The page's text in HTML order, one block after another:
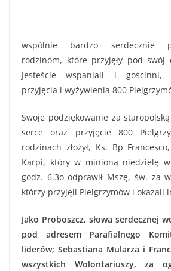
wspólnie bardzo serdecznie
rodzinom, które przyjęły pod swój
Jesteście wspaniali i gościnni,
przyjęcia i wyżywienia 800
Swoje podziękowanie za
serce oraz przyjęcie 800
rodzinach złożył, Ks. Bp
Karpi, który w minioną niedzielę
godz. 6.3o odprawił Mszę, św. za
którzy przyjęli Pielgrzymów i okazali
Jako Proboszcz, słowa serdecznej
pod adresem Parafialnego
liderów; Sebastiana Mularza i
wszystkich Wolontariuszy, za